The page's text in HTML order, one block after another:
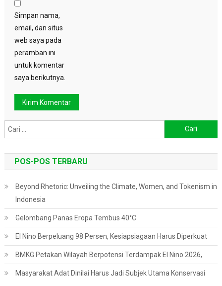
Simpan nama,
email, dan situs
web saya pada
peramban ini
untuk komentar
saya berikutnya.
untuk:
POS-POS TERBARU
Beyond Rhetoric: Unveiling the Climate, Women, and Tokenism in
Indonesia
Gelombang Panas Eropa Tembus 40°C
El Nino Berpeluang 98 Persen, Kesiapsiagaan Harus Diperkuat
BMKG Petakan Wilayah Berpotensi Terdampak El Nino 2026,
Masyarakat Adat Dinilai Harus Jadi Subjek Utama Konservasi